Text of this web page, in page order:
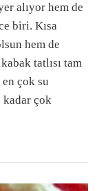
alıyor hem de
biri. Kısa
hem de
tatlısı tam
çok su
kadar çok